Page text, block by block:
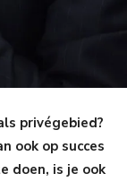
privégebied?
ook op succes
doen, is je ook